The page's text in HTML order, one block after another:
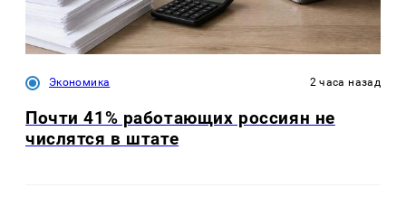
Экономика 2 часа назад
Почти 41% работающих россиян не
числятся в штате